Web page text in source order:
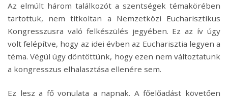
Az elmúlt három találkozót a szentségek témakörében
tartottuk, nem titkoltan a Nemzetközi Eucharisztikus
Kongresszusra való felkészülés jegyében. Ez az ív úgy
volt felépítve, hogy az idei évben az Eucharisztia legyen a
téma. Végül úgy döntöttünk, hogy ezen nem változtatunk
a kongresszus elhalasztása ellenére sem.
Ez lesz a fő vonulata a napnak. A főelőadást követően